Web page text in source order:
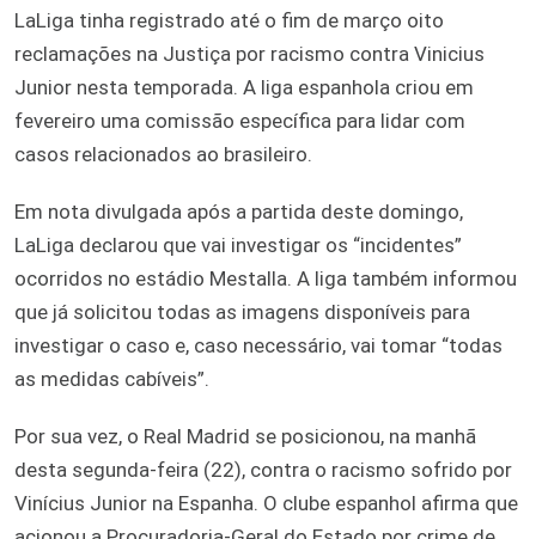
LaLiga tinha registrado até o fim de março oito
reclamações na Justiça por racismo contra Vinicius
Junior nesta temporada. A liga espanhola criou em
fevereiro uma comissão específica para lidar com
casos relacionados ao brasileiro.
Em nota divulgada após a partida deste domingo,
LaLiga declarou que vai investigar os “incidentes”
ocorridos no estádio Mestalla. A liga também informou
que já solicitou todas as imagens disponíveis para
investigar o caso e, caso necessário, vai tomar “todas
as medidas cabíveis”.
Por sua vez, o Real Madrid se posicionou, na manhã
desta segunda-feira (22), contra o racismo sofrido por
Vinícius Junior na Espanha. O clube espanhol afirma que